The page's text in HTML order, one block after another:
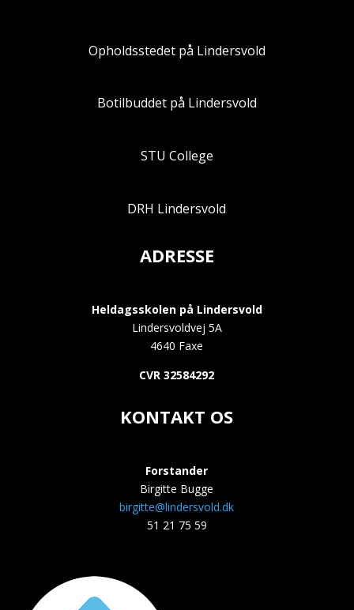
Opholdsstedet på Lindersvold
Botilbuddet på Lindersvold
STU College
DRH Lindersvold
ADRESSE
Heldagsskolen på Lindersvold
Lindersvoldvej 5A
4640 Faxe
CVR 32584292
KONTAKT OS
Forstander
Birgitte Bugge
birgitte@lindersvold.dk
51 21 75 59